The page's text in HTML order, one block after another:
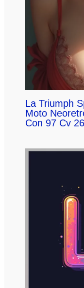
La Triumph
Moto
Con 97 Cv 26